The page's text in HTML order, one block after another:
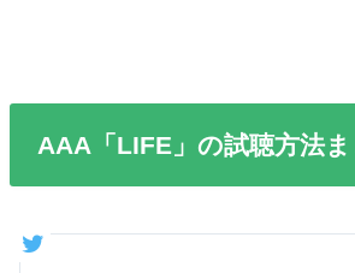
AAA「LIFE」の試聴方法